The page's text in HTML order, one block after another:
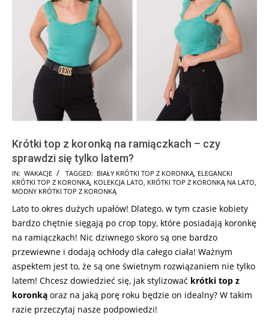
Krótki top z koronką na ramiączkach – czy
sprawdzi się tylko latem?
2025-
08-
IN: WAKACJE TAGGED: BIAŁY KRÓTKI TOP Z KORONKĄ, ELEGANCKI
KRÓTKI TOP Z KORONKĄ, KOLEKCJA LATO, KRÓTKI TOP Z KORONKĄ NA LATO,
MODNY KRÓTKI TOP Z KORONKĄ
Lato to okres dużych upałów! Dlatego, w tym czasie kobiety
bardzo chętnie sięgają po crop topy, które posiadają koronkę
na ramiączkach! Nic dziwnego skoro są one bardzo
przewiewne i dodają ochłody dla całego ciała! Ważnym
aspektem jest to, że są one świetnym rozwiązaniem nie tylko
latem! Chcesz dowiedzieć się, jak stylizować krótki top z
koronką oraz na jaką porę roku będzie on idealny? W takim
razie przeczytaj nasze podpowiedzi!